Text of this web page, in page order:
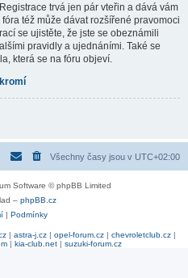
trvá jen pár vteřin a dává vám
též může dávat rozšířené pravomoci
se ujistěte, že jste se obeznámili
pravidly a ujednáními. Také se
která se na fóru objeví.
Všechny časy jsou v UTC+02:00
Software © phpBB Limited
– phpBB.cz
| Podmínky
| astra-j.cz | opel-forum.cz | chevroletclub.cz |
| kia-club.net| suzuki-forum.cz